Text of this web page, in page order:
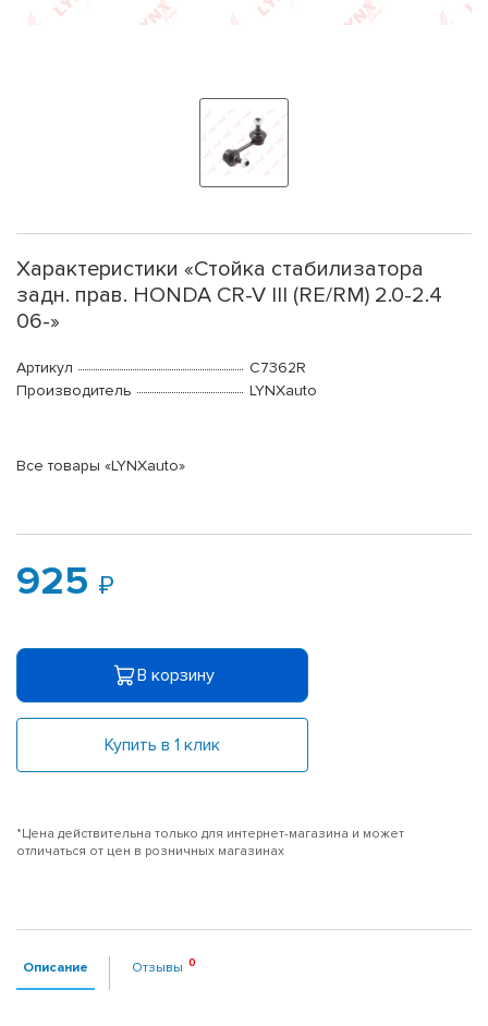
Характеристики «Стойка стабилизатора
задн. прав. HONDA CR-V III (RE/RM) 2.0-2.4
06-»
Артикул
C7362R
Производитель
LYNXauto
Все товары «LYNXauto»
925
В корзину
Купить в 1 клик
*Цена действительна только для интернет-магазина и может
отличаться от цен в розничных магазинах
Описание Отзывы